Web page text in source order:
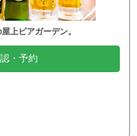
上ビアガーデン。
・予約